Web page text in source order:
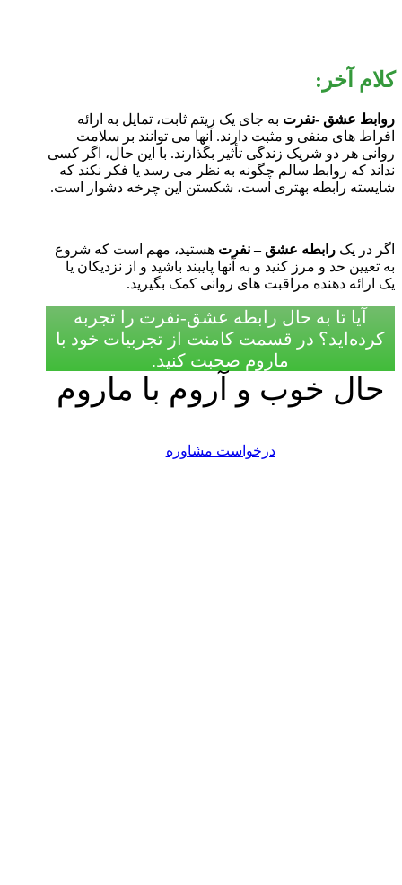
کلام آخر:
روابط عشق -نفرت به جای یک ریتم ثابت، تمایل به ارائه
افراط های منفی و مثبت دارند. آنها می توانند بر سلامت
روانی هر دو شریک زندگی تأثیر بگذارند. با این حال، اگر کسی
نداند که روابط سالم چگونه به نظر می رسد یا فکر نکند که
شایسته رابطه بهتری است، شکستن این چرخه دشوار است.
اگر در یک رابطه عشق – نفرت هستید، مهم است که شروع
به تعیین حد و مرز کنید و به آنها پایبند باشید و از نزدیکان یا
یک ارائه دهنده مراقبت های روانی کمک بگیرید.
آیا تا به حال رابطه عشق-نفرت را تجربه
کرده‌اید؟ در قسمت کامنت از تجربیات خود با
ماروم صحبت کنید.
حال خوب و آروم با ماروم
درخواست مشاوره